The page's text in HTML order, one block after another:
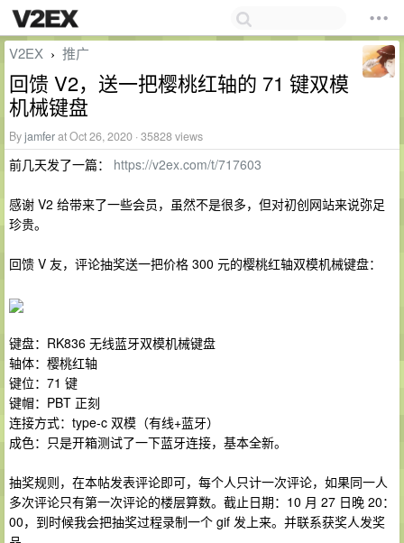
V2EX › 推广
回馈 V2，送一把樱桃红轴的 71 键双模
机械键盘
Byjamferat Oct 26, 2020 · 35828 views
前几天发了一篇： https://v2ex.com/t/717603
感谢 V2 给带来了一些会员，虽然不是很多，但对初创网站来说弥足
珍贵。
回馈 V 友，评论抽奖送一把价格 300 元的樱桃红轴双模机械键盘：
键盘：RK836 无线蓝牙双模机械键盘
轴体：樱桃红轴
键位：71 键
键帽：PBT 正刻
连接方式：type-c 双模（有线+蓝牙）
成色：只是开箱测试了一下蓝牙连接，基本全新。
抽奖规则，在本帖发表评论即可，每个人只计一次评论，如果同一人
多次评论只有第一次评论的楼层算数。截止日期：10 月 27 日晚 20：
00，到时候我会把抽奖过程录制一个 gif 发上来。并联系获奖人发奖